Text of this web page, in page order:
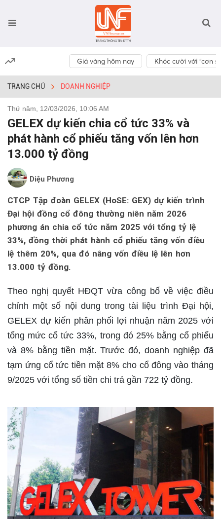
Giá vàng hôm nay Khóc cười với “cơn
TRANG CHỦ DOANH NGHIỆP
Thứ năm, 12/03/2026, 10:06 AM
GELEX dự kiến chia cổ tức 33% và
phát hành cổ phiếu tăng vốn lên hơn
13.000 tỷ đồng
Diệu Phương
CTCP Tập đoàn GELEX (HoSE: GEX) dự kiến trình
Đại hội đồng cổ đông thường niên năm 2026
phương án chia cổ tức năm 2025 với tổng tỷ lệ
33%, đồng thời phát hành cổ phiếu tăng vốn điều
lệ thêm 20%, qua đó nâng vốn điều lệ lên hơn
13.000 tỷ đồng.
Theo nghị quyết HĐQT vừa công bố về việc điều
chỉnh một số nội dung trong tài liệu trình Đại hội,
GELEX dự kiến phân phối lợi nhuận năm 2025 với
tổng mức cổ tức 33%, trong đó 25% bằng cổ phiếu
và 8% bằng tiền mặt. Trước đó, doanh nghiệp đã
tạm ứng cổ tức tiền mặt 8% cho cổ đông vào tháng
9/2025 với tổng số tiền chi trả gần 722 tỷ đồng.